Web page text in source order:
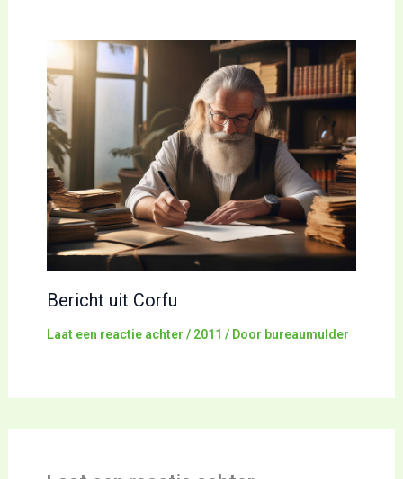
Bericht uit Corfu
Laat een reactie achter / 2011 / Door bureaumulder